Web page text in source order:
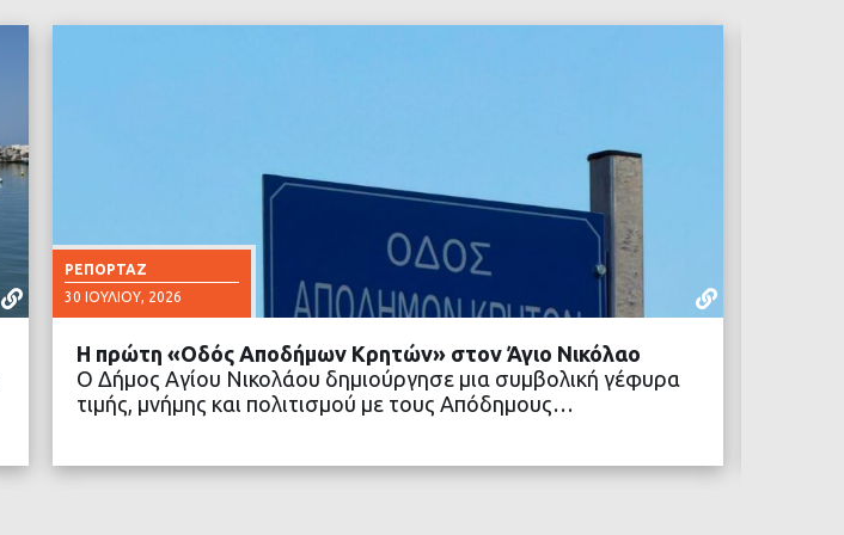
ΡΕΠΟΡΤΆΖ
30 ΙΟΥΛΊΟΥ, 2026
ΔΙΑΒΑΣΤΕ ΠΕΡΙΣΣΟΤΕΡΑ
Η πρώτη «Οδός Αποδήμων Κρητών» στον Άγιο Νικόλαο
Ο Δήμος Αγίου Νικολάου δημιούργησε μια συμβολική γέφυρα
τιμής, μνήμης και πολιτισμού με τους Απόδημους…